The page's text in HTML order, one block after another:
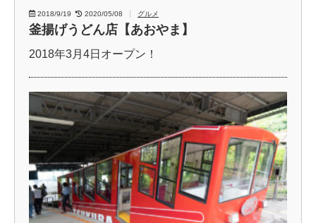
2018/9/19 2020/05/08 グルメ
釜揚げうどん店【あおやま】
2018年3月4日オープン！